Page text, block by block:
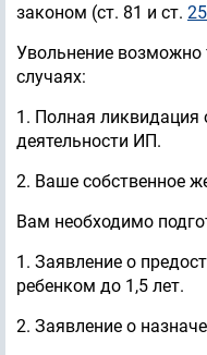
законом (ст. 81 и ст.
Увольнение возможно
случаях:
1. Полная ликвидация
деятельности ИП.
2. Ваше собственное
Вам необходимо
1. Заявление о
ребенком до 1,5 лет.
2. Заявление о